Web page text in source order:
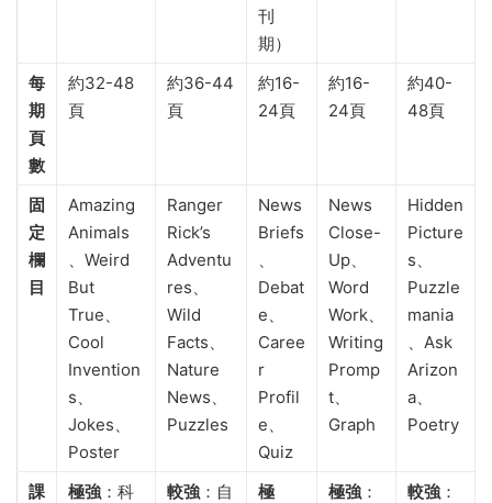
刊
期）
每
期
頁
數
約32-48
頁
約36-44
頁
約16-
24頁
約16-
24頁
約40-
48頁
固
定
欄
目
Amazing
Animals
、Weird
But
True、
Cool
Invention
s、
Jokes、
Poster
Ranger
Rick’s
Adventu
res、
Wild
Facts、
Nature
News、
Puzzles
News
Briefs
、
Debat
e、
Caree
r
Profil
e、
Quiz
News
Close-
Up、
Word
Work、
Writing
Promp
t、
Graph
Hidden
Picture
s、
Puzzle
mania
、Ask
Arizon
a、
Poetry
課
極強 ：科
較強 ：自
極
極強 ：
較強 ：